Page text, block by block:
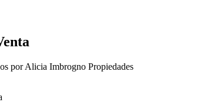
por Alicia Imbrogno Propiedades